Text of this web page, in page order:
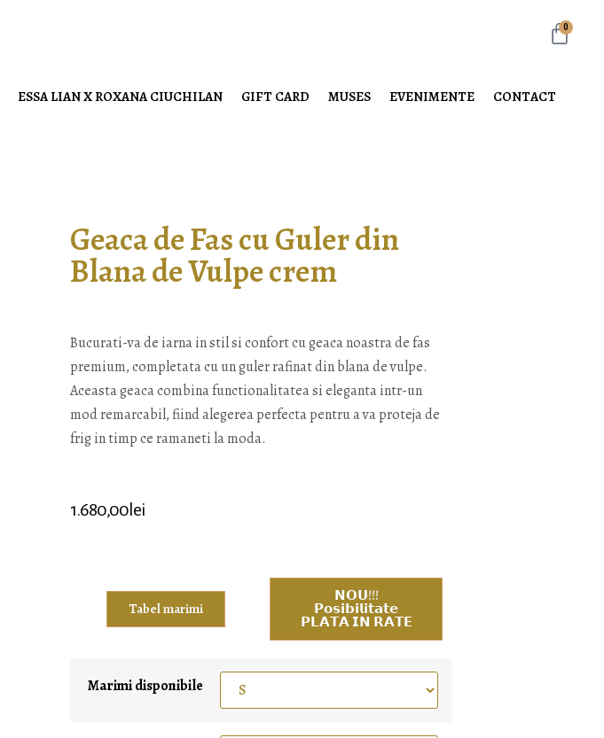
0
ESSA LIAN X ROXANA CIUCHILAN GIFT CARD MUSES EVENIMENTE CONTACT
Geaca de Fas cu Guler din
Blana de Vulpe crem
Bucurati-va de iarna in stil si confort cu geaca noastra de fas
premium, completata cu un guler rafinat din blana de vulpe.
Aceasta geaca combina functionalitatea si eleganta intr-un
mod remarcabil, fiind alegerea perfecta pentru a va proteja de
frig in timp ce ramaneti la moda.
1.680,00 lei
Tabel marimi
𝗡𝗢𝗨!!!
𝗣𝗼𝘀𝗶𝗯𝗶𝗹𝗶𝘁𝗮𝘁𝗲
𝗣𝗟𝗔𝗧𝗔 𝗜𝗡 𝗥𝗔𝗧𝗘
Marimi disponibile